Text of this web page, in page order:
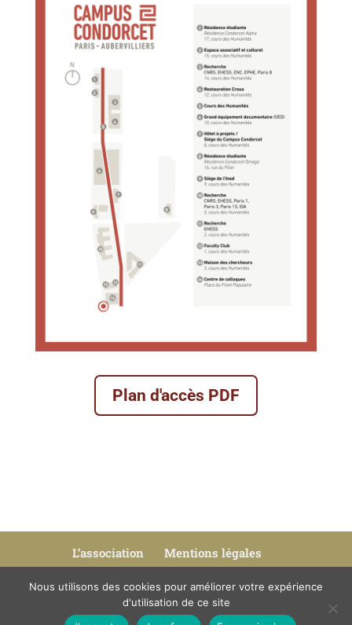
Plan d'accès PDF
L’association
Mentions légales
Politique de confidentialité
Politique d’utilisation des cookies
Nous contacter
Nous utilisons des cookies pour améliorer votre expérience
d'utilisation de ce site